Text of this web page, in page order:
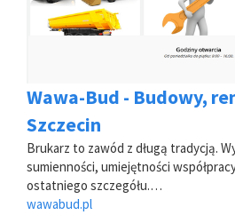
Wawa-Bud - Budowy,
Szczecin
Brukarz to zawód z długą tradycją.
sumienności, umiejętności
ostatniego szczegółu.…
wawabud.pl